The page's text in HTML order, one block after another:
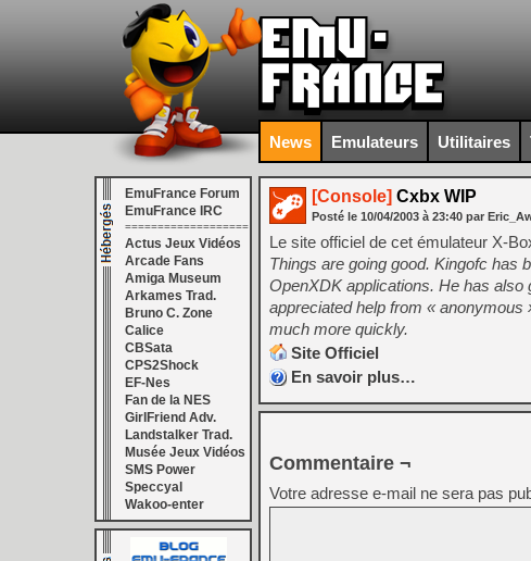
News Emulateurs Utilitaires
EmuFrance Forum
EmuFrance IRC
===================
Actus Jeux Vidéos
Arcade Fans
Amiga Museum
Arkames Trad.
Bruno C. Zone
Calice
CBSata
CPS2Shock
EF-Nes
Fan de la NES
GirlFriend Adv.
Landstalker Trad.
Musée Jeux Vidéos
SMS Power
Speccyal
Wakoo-enter
[Console] Cxbx WIP
Posté le 10/04/2003 à 23:40 par
Le site officiel de cet émulateur X-
Things are going good. Kingofc has
OpenXDK applications. He has
appreciated help from «
much more quickly.
Site Officiel
En savoir plus…
Commentaire ¬
Votre adresse e-mail ne sera pas